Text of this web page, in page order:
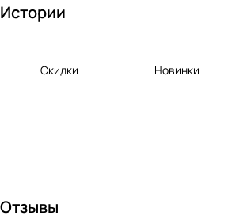
Истории
Скидки Новинки
Отзывы